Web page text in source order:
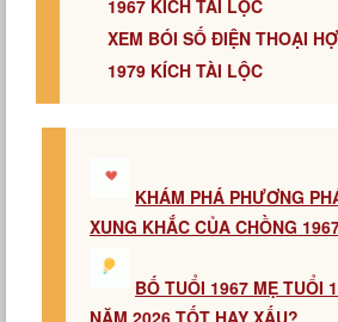
1967 KÍCH TÀI LỘC
XEM BÓI SỐ ĐIỆN THOẠI
1979 KÍCH TÀI LỘC
KHÁM PHÁ PHƯƠNG
XUNG KHẮC CỦA CHỒNG
BỐ TUỔI 1967 MẸ TUỔI
NĂM 2026 TỐT HAY XẤU?